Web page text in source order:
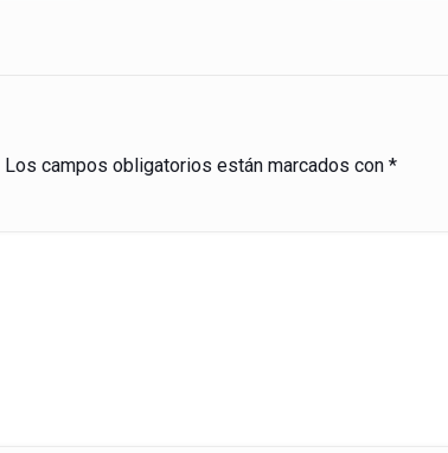
Los campos obligatorios están marcados con *